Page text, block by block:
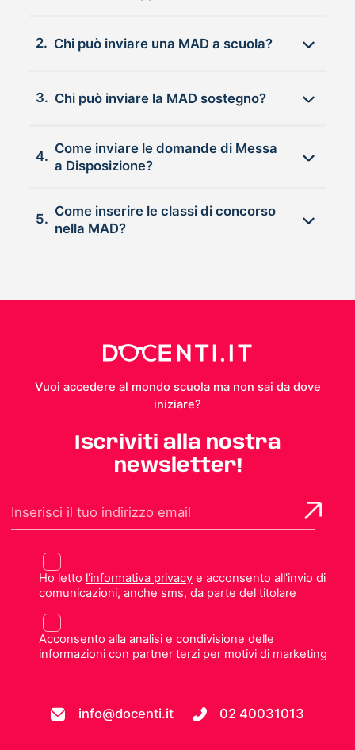
2. Chi può inviare una MAD a scuola?
3. Chi può inviare la MAD sostegno?
4.
Come inviare le domande di Messa
a Disposizione?
5.
Come inserire le classi di concorso
nella MAD?
Vuoi accedere al mondo scuola ma non sai da dove
iniziare?
Iscriviti alla nostra
newsletter!
Ho letto l'informativa privacye acconsento all'invio di
comunicazioni, anche sms, da parte del titolare
Acconsento alla analisi e condivisione delle
informazioni con partner terzi per motivi di marketing
info@docenti.it 02 40031013